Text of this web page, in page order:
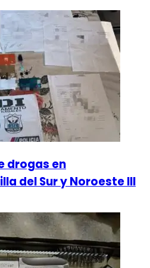
drogas en
del Sur y Noroeste III